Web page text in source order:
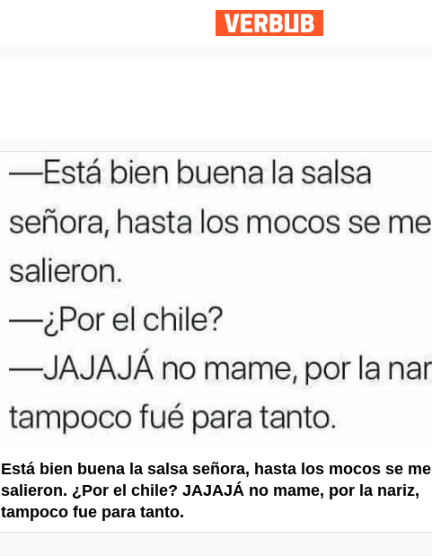
Está bien buena la salsa señora, hasta los mocos se me
salieron. ¿Por el chile? JAJAJÁ no mame, por la nariz,
tampoco fue para tanto.